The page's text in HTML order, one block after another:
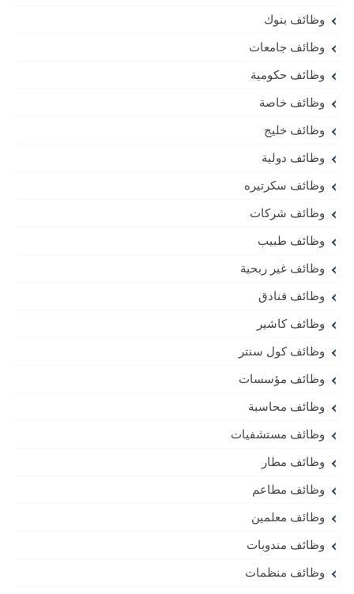
وظائف بنوك
وظائف جامعات
وظائف حكومية
وظائف خاصة
وظائف خليج
وظائف دولية
وظائف سكرتيره
وظائف شركات
وظائف طبيب
وظائف غير ربحية
وظائف فنادق
وظائف كاشير
وظائف كول سنتر
وظائف مؤسسات
وظائف محاسبة
وظائف مستشفيات
وظائف مطار
وظائف مطاعم
وظائف معلمين
وظائف مندوبات
وظائف منظمات